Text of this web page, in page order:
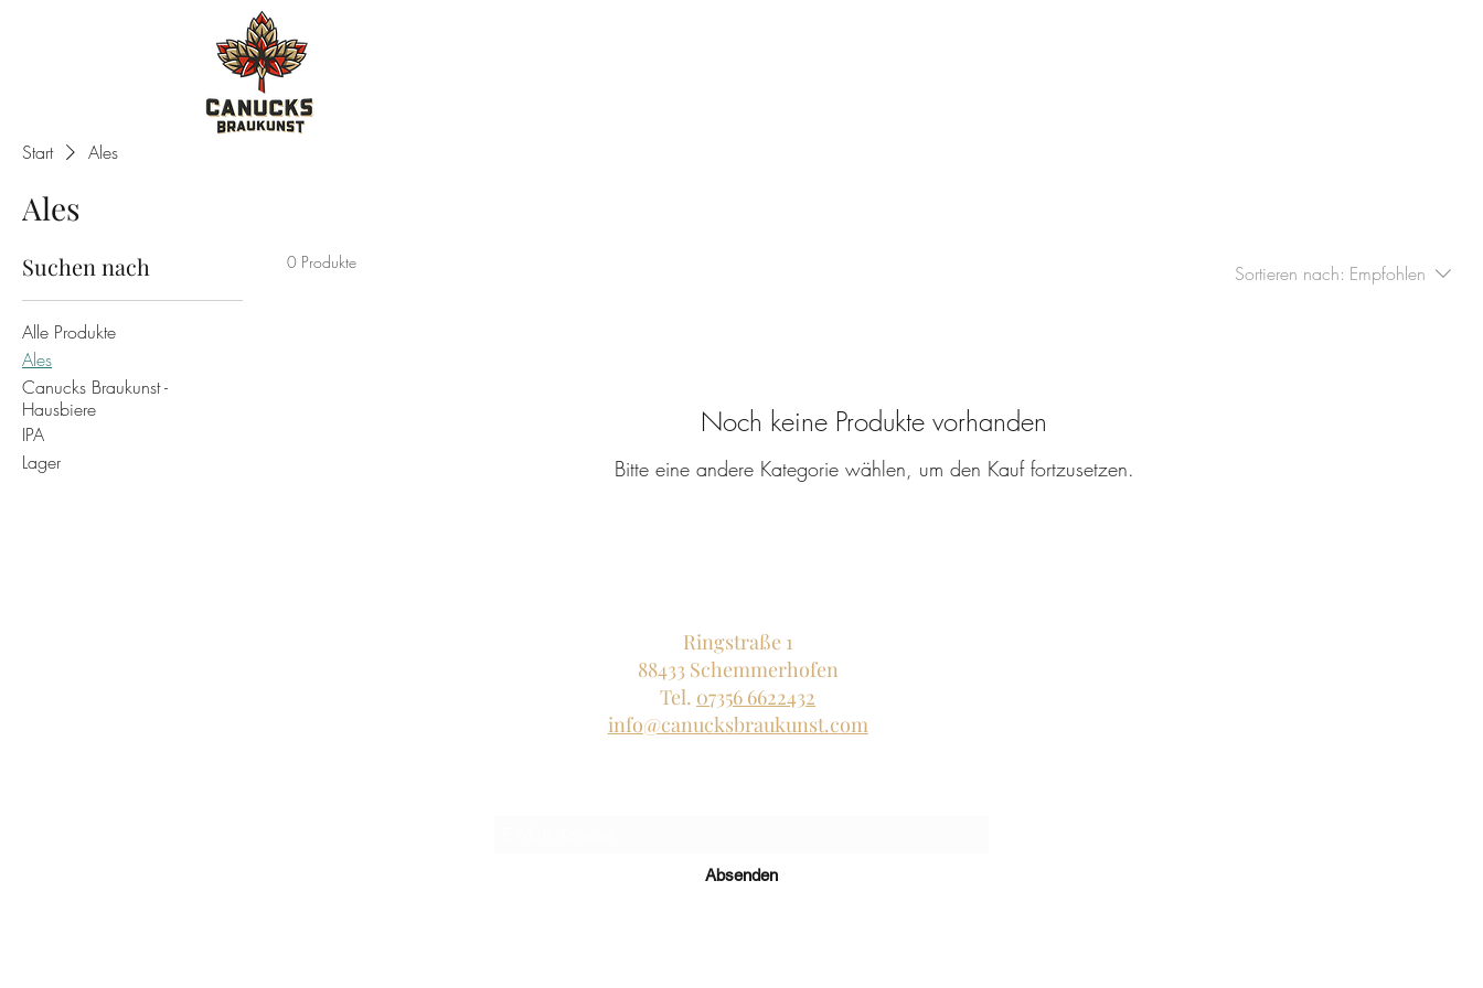
Start Ales
Ales
Suchen nach
Alle Produkte
Ales
Canucks Braukunst -
Hausbiere
IPA
Lager
0 Produkte Sortieren nach: Empfohlen
Noch keine Produkte vorhanden
Bitte eine andere Kategorie wählen, um den Kauf fortzusetzen.
Ringstraße 1
88433 Schemmerhofen
Tel. 07356 6622432
info@canucksbraukunst.com
Absenden